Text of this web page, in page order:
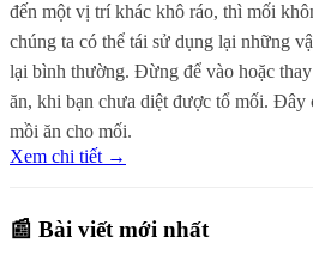
đến một vị trí khác khô ráo, thì mối
chúng ta có thể tái sử dụng lại những
lại bình thường. Đừng để vào hoặc
ăn, khi bạn chưa diệt được tổ mối. Đây
mồi ăn cho mối.
Xem chi tiết →
📰 Bài viết mới nhất